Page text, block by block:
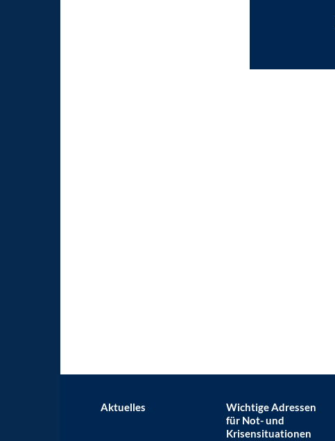
Aktuelles
Wichtige Adressen
für Not- und
Krisensituationen